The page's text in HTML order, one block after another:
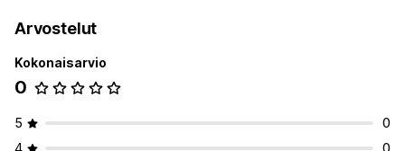
Arvostelut
Kokonaisarvio
0
5
0